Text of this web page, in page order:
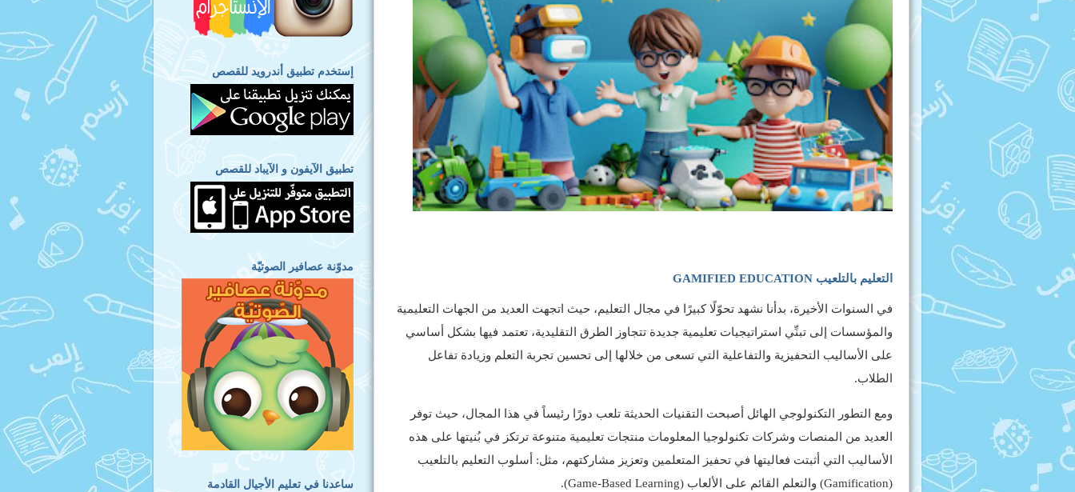
التعليم بالتلعيب GAMIFIED EDUCATION
في السنوات الأخيرة، بدأنا نشهد تحوّلًا كبيرًا في مجال التعليم، حيث اتجهت العديد من الجهات التعليمية
والمؤسسات إلى تبنِّي استراتيجيات تعليمية جديدة تتجاوز الطرق التقليدية، تعتمد فيها بشكل أساسي
على الأساليب التحفيزية والتفاعلية التي تسعى من خلالها إلى تحسين تجربة التعلم وزيادة تفاعل
الطلاب.
ومع التطور التكنولوجي الهائل أصبحت التقنيات الحديثة تلعب دورًا رئيساً في هذا المجال، حيث توفر
العديد من المنصات وشركات تكنولوجيا المعلومات منتجات تعليمية متنوعة ترتكز في بُنيتها على هذه
الأساليب التي أثبتت فعاليتها في تحفيز المتعلمين وتعزيز مشاركتهم، مثل: أسلوب التعليم بالتلعيب
(Gamification) والتعلم القائم على الألعاب (Game-Based Learning).
إستخدم تطبيق أندرويد للقصص
تطبيق الآيفون و الآيباد للقصص
مدوّنة عصافير الصوتيّة
ساعدنا في تعليم الأجيال القادمة